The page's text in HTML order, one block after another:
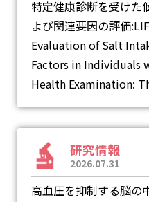
特定健康診断を受けた
よび関連要因の評価
Evaluation of Salt
Factors in Individuals
Health Examination:
研究情報
2026.07.31
高血圧を抑制する脳の